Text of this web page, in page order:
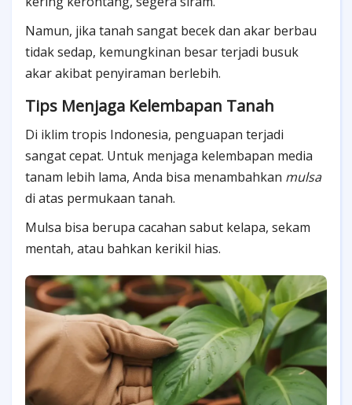
Namun, jika tanah sangat becek dan akar berbau
tidak sedap, kemungkinan besar terjadi busuk
akar akibat penyiraman berlebih.
Tips Menjaga Kelembapan Tanah
Di iklim tropis Indonesia, penguapan terjadi
sangat cepat. Untuk menjaga kelembapan media
tanam lebih lama, Anda bisa menambahkan mulsa
di atas permukaan tanah.
Mulsa bisa berupa cacahan sabut kelapa, sekam
mentah, atau bahkan kerikil hias.